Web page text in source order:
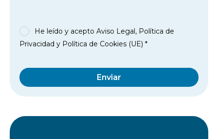
He leído y acepto Aviso Legal, Política de
Privacidad y Política de Cookies (UE) *
Enviar